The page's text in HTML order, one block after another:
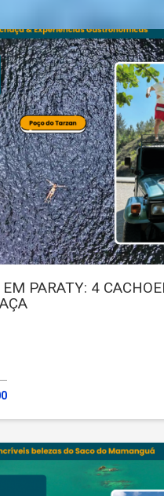
PARATY: 4